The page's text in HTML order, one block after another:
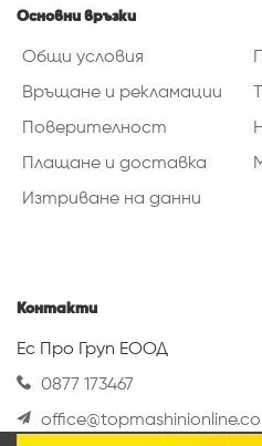
Основни връзки
Общи условия
Връщане и рекламации
Поверителност
Плащане и доставка
Изтриване на данни
Контакти
Ес Про Груп ЕООД
0877 173467